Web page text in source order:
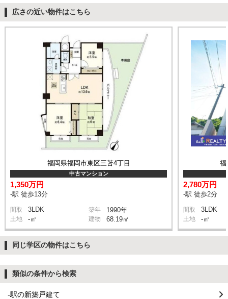
広さの近い物件はこちら
福岡県福岡市東区三苫4丁目
中古マンション
1,350万円
-駅 徒歩13分
間取 3LDK 築年 1990年
土地 -㎡ 建物 68.19㎡
福
2,780万円
-駅 徒歩2分
間取 3LDK
土地 -㎡
同じ学区の物件はこちら
類似の条件から検索
-駅の新築戸建て